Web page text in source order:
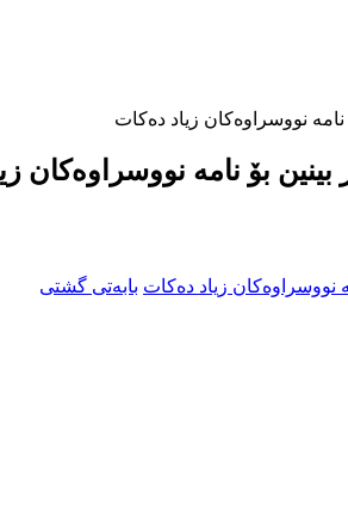
نووسراوەکان زیاد دەکات
بۆ نامە نووسراوەکان
بابەتی گشتی